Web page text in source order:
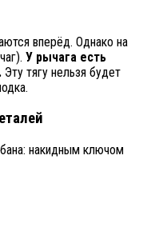
вперёд. Однако на
У рычага есть
Эту тягу нельзя будет
накидным ключом